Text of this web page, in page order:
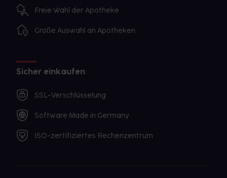
Freie Wahl der Apotheke
Große Auswahl an Apotheken
Sicher einkaufen
SSL-Verschlüsselung
Software Made in Germany
ISO-zertifiziertes Rechenzentrum